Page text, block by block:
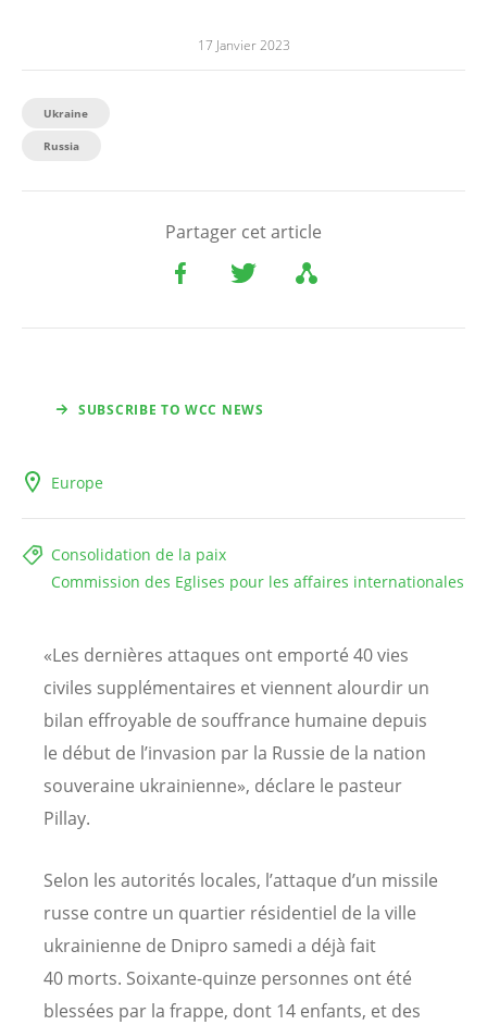
17 Janvier 2023
Ukraine
Russia
Partager cet article
SUBSCRIBE TO WCC NEWS
Europe
Consolidation de la paix
Commission des Eglises pour les affaires internationales
«Les dernières attaques ont emporté 40 vies
civiles supplémentaires et viennent alourdir un
bilan effroyable de souffrance humaine depuis
le début de l’invasion par la Russie de la nation
souveraine ukrainienne», déclare le pasteur
Pillay.
Selon les autorités locales, l’attaque d’un missile
russe contre un quartier résidentiel de la ville
ukrainienne de Dnipro samedi a déjà fait
40 morts. Soixante-quinze personnes ont été
blessées par la frappe, dont 14 enfants, et des